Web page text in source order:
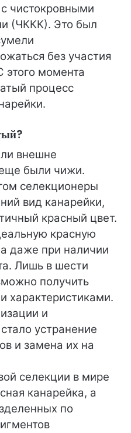
чистокровными
(ЧККК). Это был
без участия
этого момента
процесс
внешне
были чижи.
селекционеры
вид канарейки,
красный цвет.
красную
даже при наличии
Лишь в шести
получить
характеристиками.
и
устранение
и замена их на
селекции в мире
канарейка, а
по